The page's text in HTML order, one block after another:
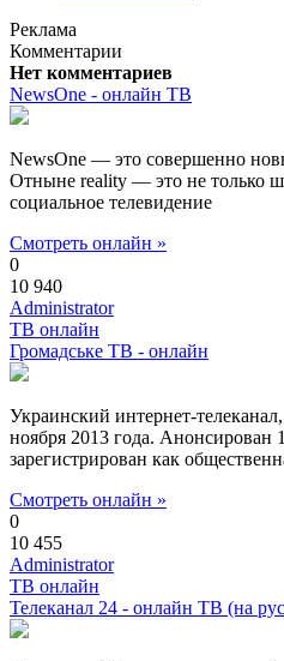
Реклама
Комментарии
Нет комментариев
NewsOne - онлайн ТВ
NewsOne — это совершенно
Отныне reality — это не только
социальное телевидение
Смотреть онлайн »
0
10 940
Administrator
ТВ онлайн
Громадське ТВ - онлайн
Украинский интернет-
ноября 2013 года. Анонсирован
зарегистрирован как
Смотреть онлайн »
0
10 455
Administrator
ТВ онлайн
Телеканал 24 - онлайн ТВ (на